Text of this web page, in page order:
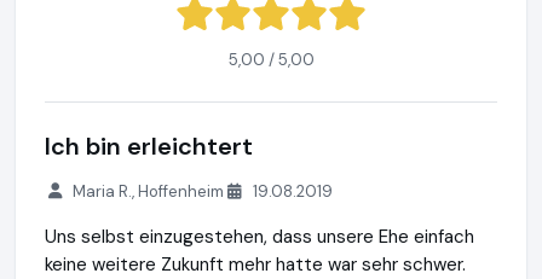
5,00 / 5,00
Ich bin erleichtert
Maria R., Hoffenheim 19.08.2019
Uns selbst einzugestehen, dass unsere Ehe einfach
keine weitere Zukunft mehr hatte war sehr schwer.